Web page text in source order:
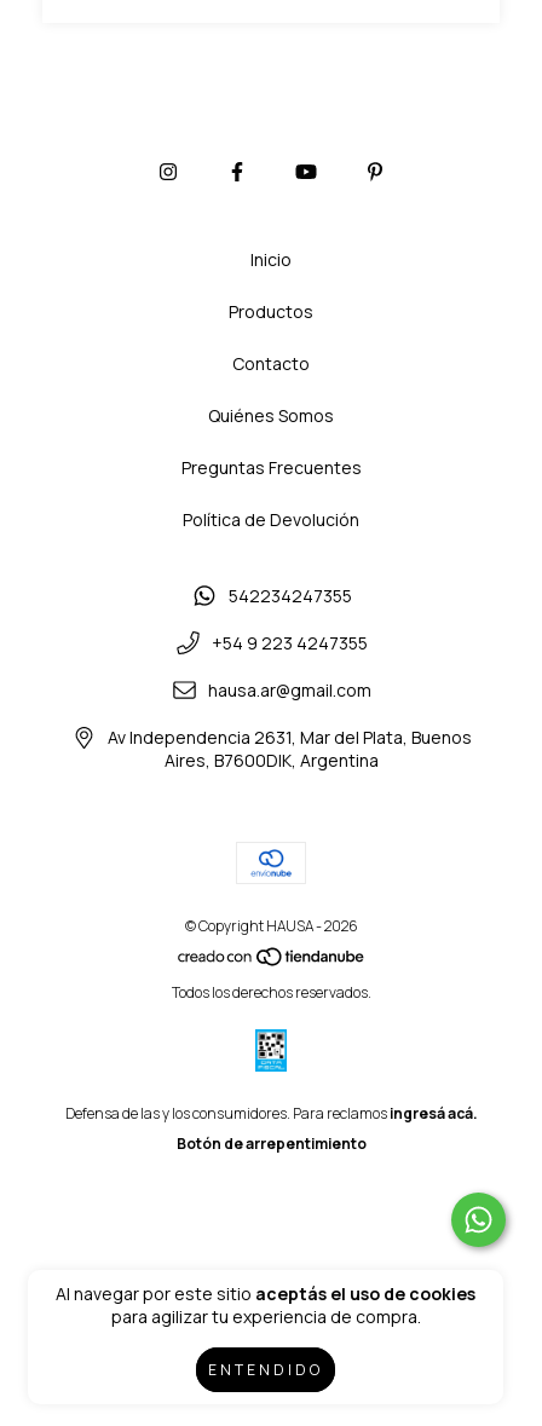
Al navegar por este sitio aceptás el uso de cookies
para agilizar tu experiencia de compra.
ENTENDIDO
Inicio
Productos
Contacto
Quiénes Somos
Preguntas Frecuentes
Política de Devolución
542234247355
+54 9 223 4247355
hausa.ar@gmail.com
Av Independencia 2631, Mar del Plata, Buenos
Aires, B7600DIK, Argentina
© Copyright HAUSA - 2026
Todos los derechos reservados.
Defensa de las y los consumidores. Para reclamos ingresá acá.
Botón de arrepentimiento